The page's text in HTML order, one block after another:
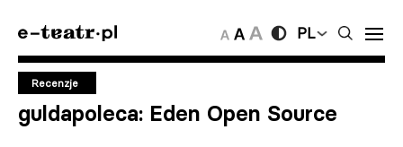
PL
Recenzje
guldapoleca: Eden Open Source